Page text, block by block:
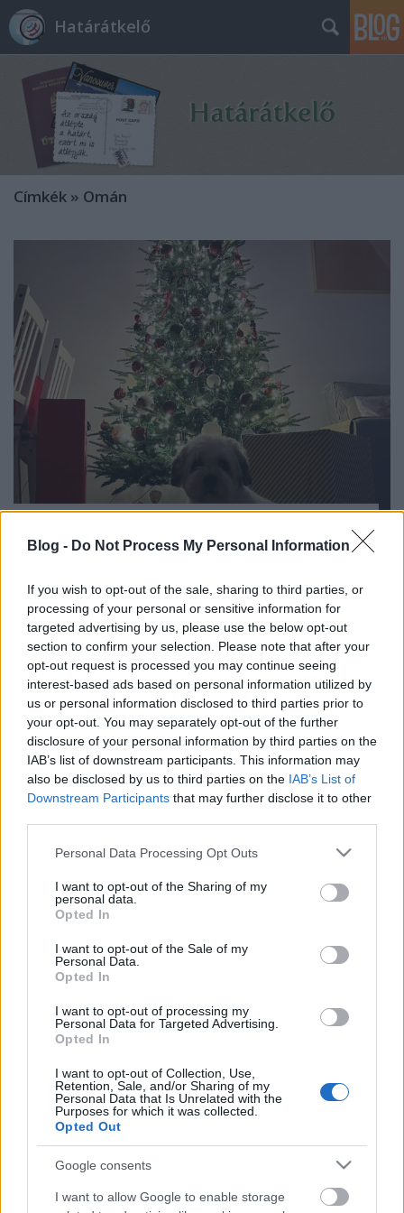
Blog - Do Not Process My Personal Information
If you wish to opt-out of the sale, sharing to third parties, or
processing of your personal or sensitive information for
targeted advertising by us, please use the below opt-out
section to confirm your selection. Please note that after your
opt-out request is processed you may continue seeing
interest-based ads based on personal information utilized by
us or personal information disclosed to third parties prior to
your opt-out. You may separately opt-out of the further
disclosure of your personal information by third parties on the
IAB’s list of downstream participants. This information may
also be disclosed by us to third parties on the IAB’s List of
Downstream Participants that may further disclose it to other
Please note that this website/app uses one or more Google
not limited to your visit or usage behaviour. You may click to
grant or deny consent to Google and its third-party tags to
use your data for below specified purposes in below Google
consent section.
Personal Data Processing Opt Outs
I want to opt-out of the Sharing of my
personal data.
Opted In
I want to opt-out of the Sale of my
Personal Data.
Opted In
I want to opt-out of processing my
Personal Data for Targeted Advertising.
Opted In
I want to opt-out of Collection, Use,
Retention, Sale, and/or Sharing of my
Personal Data that Is Unrelated with the
Purposes for which it was collected.
Opted Out
Google consents
I want to allow Google to enable storage
Határátkelő
Címkék » Omán
Magyarok karácsonya a világ körül
Határátkelő•2022. december 26. 296
Idén sem szakadt meg az immár lassan évtizedes
hagyomány, azaz idén is megmutattátok, hogyan
karácsonyoztok szerte a nagyvilágban. Ez idén
olyannyira igaz, hogy egészen pontosan két tucat
országot járunk be, köztük olyan egészen egzotikus
helyekre is eljutunk veletek, mint Panama, Chile,
Japán vagy…
Kürtőskalács Tajvanon
Igazán egzotikus a mai kínálat, hiszen járunk majd
Tajvanon, aztán (újra) vezetni tanulunk Ománban,
végül megnézzük, milyen az élet az arab sivatagban.
Március idusa Ausztráliától Ománig